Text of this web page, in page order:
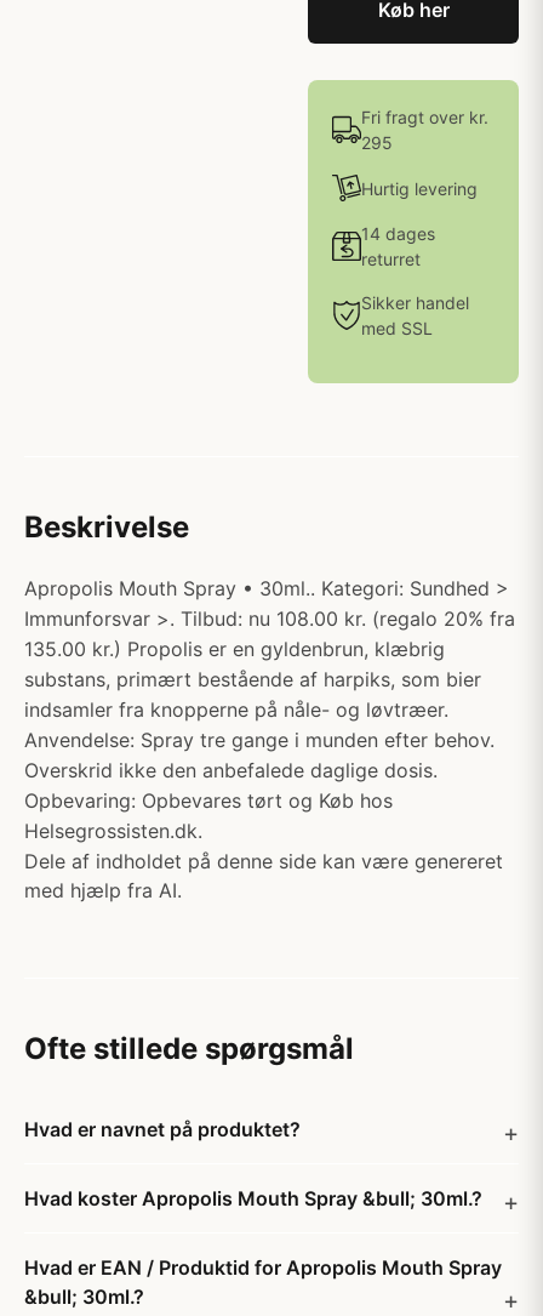
Køb her
Fri fragt over kr.
295
Hurtig levering
14 dages
returret
Sikker handel
med SSL
Beskrivelse
Apropolis Mouth Spray • 30ml.. Kategori: Sundhed >
Immunforsvar >. Tilbud: nu 108.00 kr. (regalo 20% fra
135.00 kr.) Propolis er en gyldenbrun, klæbrig
substans, primært bestående af harpiks, som bier
indsamler fra knopperne på nåle- og løvtræer.
Anvendelse: Spray tre gange i munden efter behov.
Overskrid ikke den anbefalede daglige dosis.
Opbevaring: Opbevares tørt og Køb hos
Helsegrossisten.dk.
Dele af indholdet på denne side kan være genereret
med hjælp fra AI.
Ofte stillede spørgsmål
Hvad er navnet på produktet?
Hvad koster Apropolis Mouth Spray &bull; 30ml.?
Hvad er EAN / Produktid for Apropolis Mouth Spray
&bull; 30ml.?